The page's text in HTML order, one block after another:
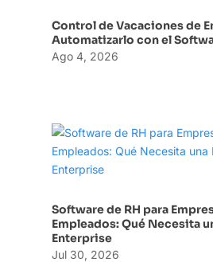
Control de Vacaciones de
Automatizarlo con el
Ago 4, 2026
Software de RH para
Empleados: Qué Necesita
Enterprise
Jul 30, 2026